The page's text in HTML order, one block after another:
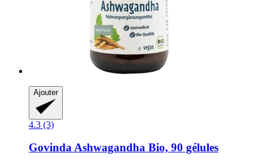
Ajouter
4.3 (3)
GovindaAshwagandha Bio, 90 gélules